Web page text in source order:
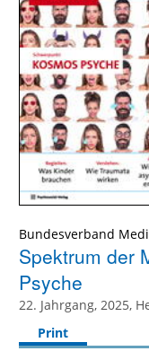
Bundesverband
Spektrum der
Psyche
22. Jahrgang, 2025,
Print